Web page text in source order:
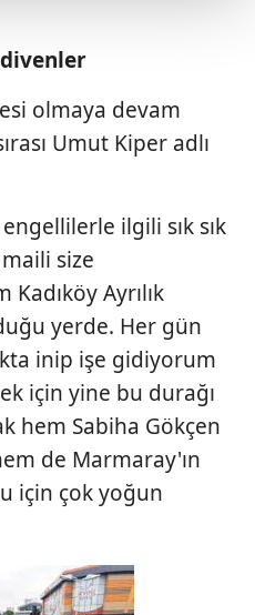
reklamlar
için İnternet
kişilere ait çerezler
olan çerezler bilgi
amacıyla
sitemizin daha işlevsel
ve sizlere yönelik
yapılması, amaçlarıyla
kullanılacaktır.
yer alan panel
ilişkin detaylı bilgi
Çerez Bilgilendirme
okumak ve sitemizde
çerezlerle ilgili bilgi
olmaya devam
Umut Kiper adlı
ilgili sık sık
maili size
Ayrılık
yerde. Her gün
inip işe gidiyorum
için yine bu durağı
hem Sabiha Gökçen
de Marmaray'ın
için çok yoğun